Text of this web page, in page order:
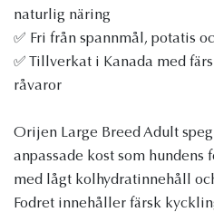
naturlig näring
✅ Fri från spannmål, potatis
✅ Tillverkat i Kanada med
råvaror
Orijen Large Breed Adult
anpassade kost som hundens
med lågt kolhydratinnehåll
Fodret innehåller färsk